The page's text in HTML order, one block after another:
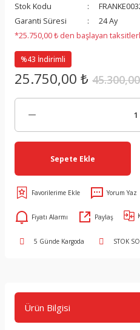
Stok Kodu
Garanti Süresi
24 Ay
*25.750,00 ₺ den başlayan
%43 İndirimli
25.750,00 ₺
Sepete Ekle
Yorum Yaz
Fiyatı Alarmı Paylaş
5 Günde Kargoda STOK
Ürün Bilgisi